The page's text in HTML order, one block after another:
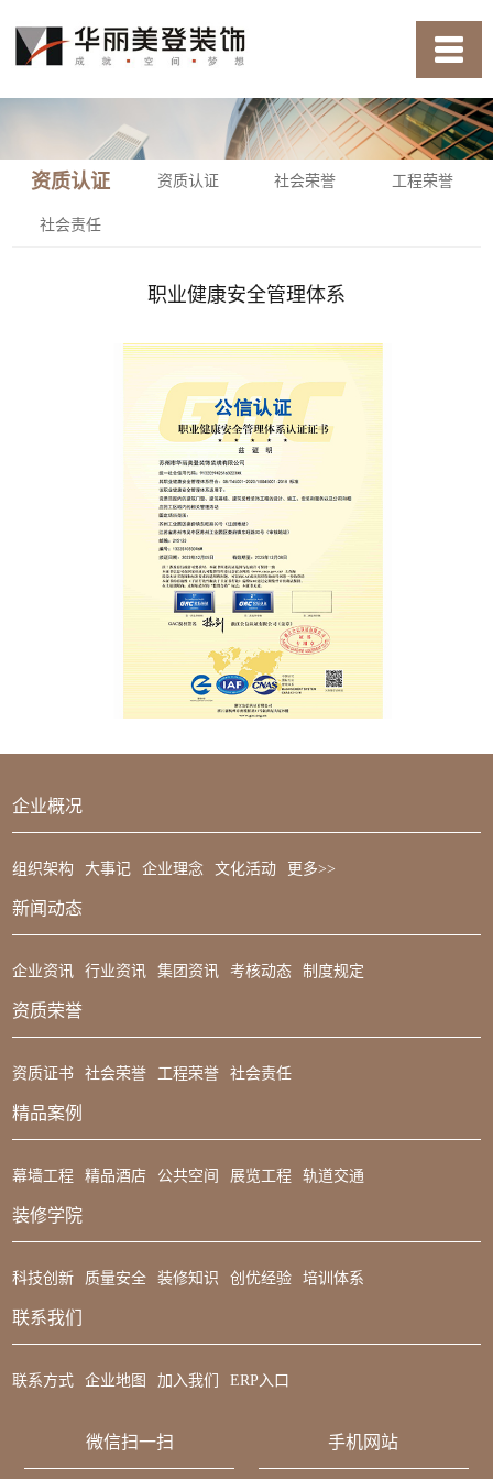
资质认证 资质认证 社会荣誉 工程荣誉
社会责任
职业健康安全管理体系
企业概况
组织架构 大事记 企业理念 文化活动 更多>>
新闻动态
企业资讯 行业资讯 集团资讯 考核动态 制度规定
资质荣誉
资质证书 社会荣誉 工程荣誉 社会责任
精品案例
幕墙工程 精品酒店 公共空间 展览工程 轨道交通
装修学院
科技创新 质量安全 装修知识 创优经验 培训体系
联系我们
联系方式 企业地图 加入我们 ERP入口
微信扫一扫 手机网站